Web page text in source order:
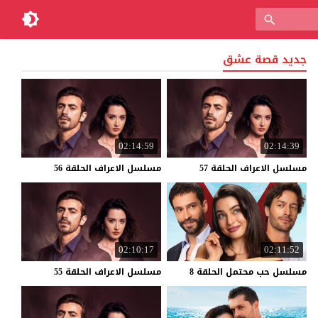
جديد قصة عشق
02:14:39
مسلسل الاعراف الحلقة 57
02:14:59
مسلسل الاعراف الحلقة 56
02:11:52
مسلسل حب محتمل الحلقة 8
02:10:17
مسلسل الاعراف الحلقة 55